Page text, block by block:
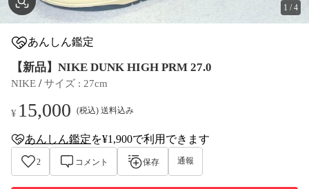
1 /4
あんしん鑑定
【新品】NIKE DUNK HIGH PRM 27.0
NIKE / サイズ : 27cm
¥ 15,000 (税込) 送料込み
anshin-appraisal-tag
あんしん鑑定を¥1,900で利用できます
2 コメント 保存 通報